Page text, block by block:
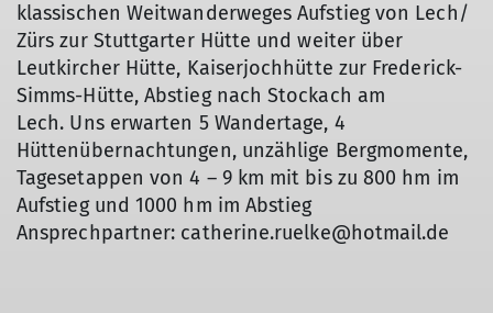
klassischen Weitwanderweges Aufstieg von Lech/
Zürs zur Stuttgarter Hütte und weiter über
Leutkircher Hütte, Kaiserjochhütte zur Frederick-
Simms-Hütte, Abstieg nach Stockach am
Lech. Uns erwarten 5 Wandertage, 4
Hüttenübernachtungen, unzählige Bergmomente,
Tagesetappen von 4 – 9 km mit bis zu 800 hm im
Aufstieg und 1000 hm im Abstieg
Ansprechpartner: catherine.ruelke@hotmail.de